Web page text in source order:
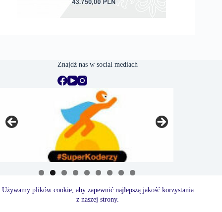
Używamy plików cookie, aby zapewnić najlepszą jakość korzystania
z naszej strony.
Znajdź nas w social mediach